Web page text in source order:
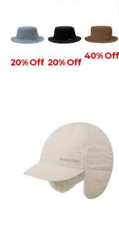
20% Off 20% Off
40% Off
40% Off